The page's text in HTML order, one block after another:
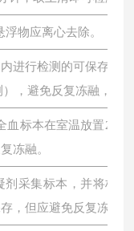
物应离心去除。
进行检测的可保存
，避免反复冻融，标
血标本在室温放置2小
冻融。
剂采集标本，并将标
，但应避免反复冻融。